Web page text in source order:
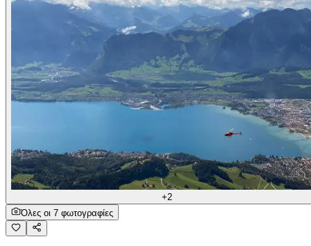
+2
Όλες οι 7 φωτογραφίες